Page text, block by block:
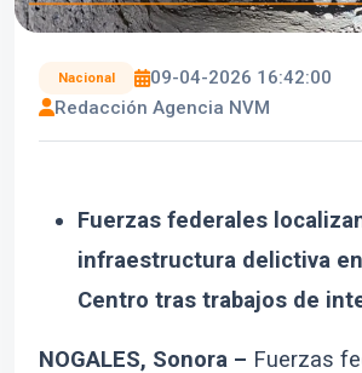
Nacional
09-04-2026 16:42:00
Redacción Agencia NVM
Fuerzas federales
infraestructura delictiva
Centro tras trabajos de
NOGALES, Sonora – Fuerzas